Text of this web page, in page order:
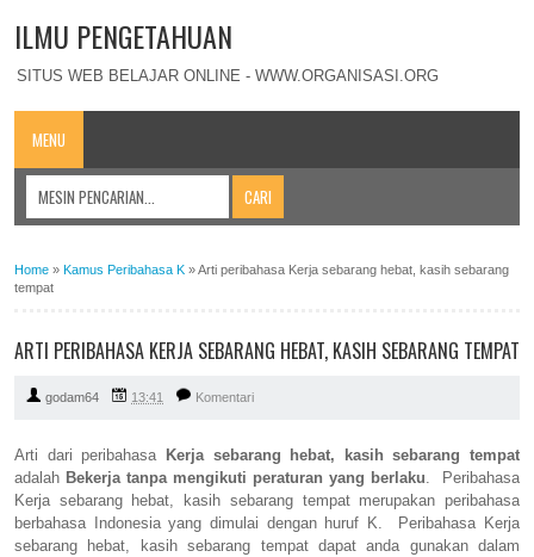
ILMU PENGETAHUAN
SITUS WEB BELAJAR ONLINE - WWW.ORGANISASI.ORG
MENU
Home » Kamus Peribahasa K »Arti peribahasa Kerja sebarang hebat, kasih sebarang
tempat
ARTI PERIBAHASA KERJA SEBARANG HEBAT, KASIH SEBARANG TEMPAT
godam64 13:41 Komentari
Arti dari peribahasa Kerja sebarang hebat, kasih sebarang tempat
adalah Bekerja tanpa mengikuti peraturan yang berlaku. Peribahasa
Kerja sebarang hebat, kasih sebarang tempat merupakan peribahasa
berbahasa Indonesia yang dimulai dengan huruf K. Peribahasa Kerja
sebarang hebat, kasih sebarang tempat dapat anda gunakan dalam